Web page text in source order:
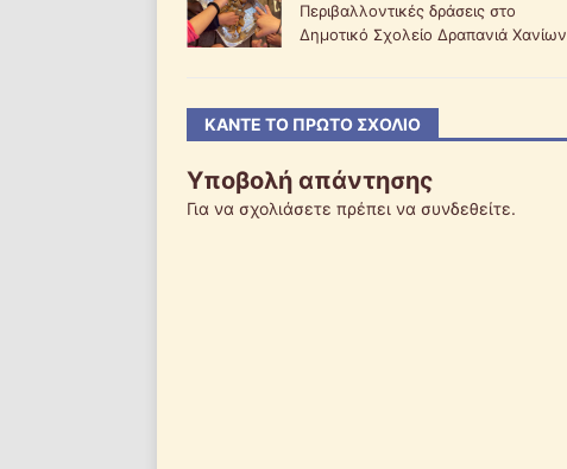
Περιβαλλοντικές δράσεις στο
Δημοτικό Σχολείο Δραπανιά Χανίων
ΚΆΝΤΕ ΤΟ ΠΡΏΤΟ ΣΧΌΛΙΟ
Υποβολή απάντησης
Για να σχολιάσετε πρέπει να συνδεθείτε.